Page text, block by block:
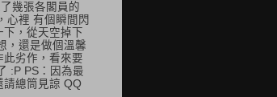
幾張各閣員的
心裡 有個瞬間閃
，從天空掉下
，還是做個溫馨
劣作，看來要
:P PS：因為最
請總筒見諒 QQ